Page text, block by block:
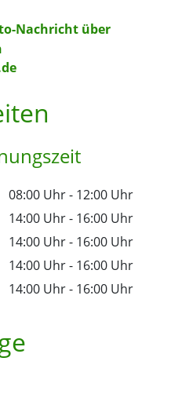
Nachricht über
08:00 Uhr- 12:00 Uhr
14:00 Uhr- 16:00 Uhr
14:00 Uhr- 16:00 Uhr
14:00 Uhr- 16:00 Uhr
14:00 Uhr- 16:00 Uhr